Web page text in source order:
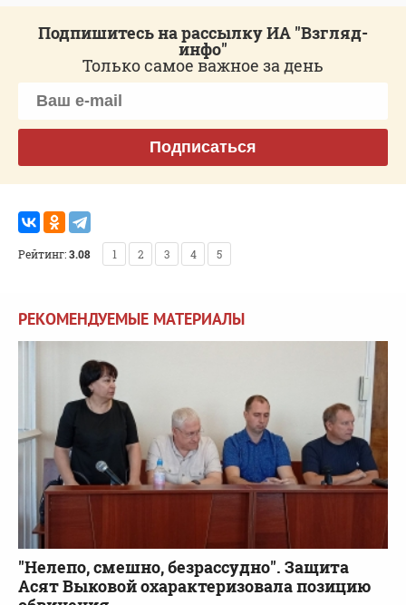
Подпишитесь на рассылку ИА "Взгляд-
инфо"
Только самое важное за день
Подписаться
Рейтинг:3.08 1 2 3 4 5
РЕКОМЕНДУЕМЫЕ МАТЕРИАЛЫ
"Нелепо, смешно, безрассудно". Защита
Асят Выковой охарактеризовала позицию